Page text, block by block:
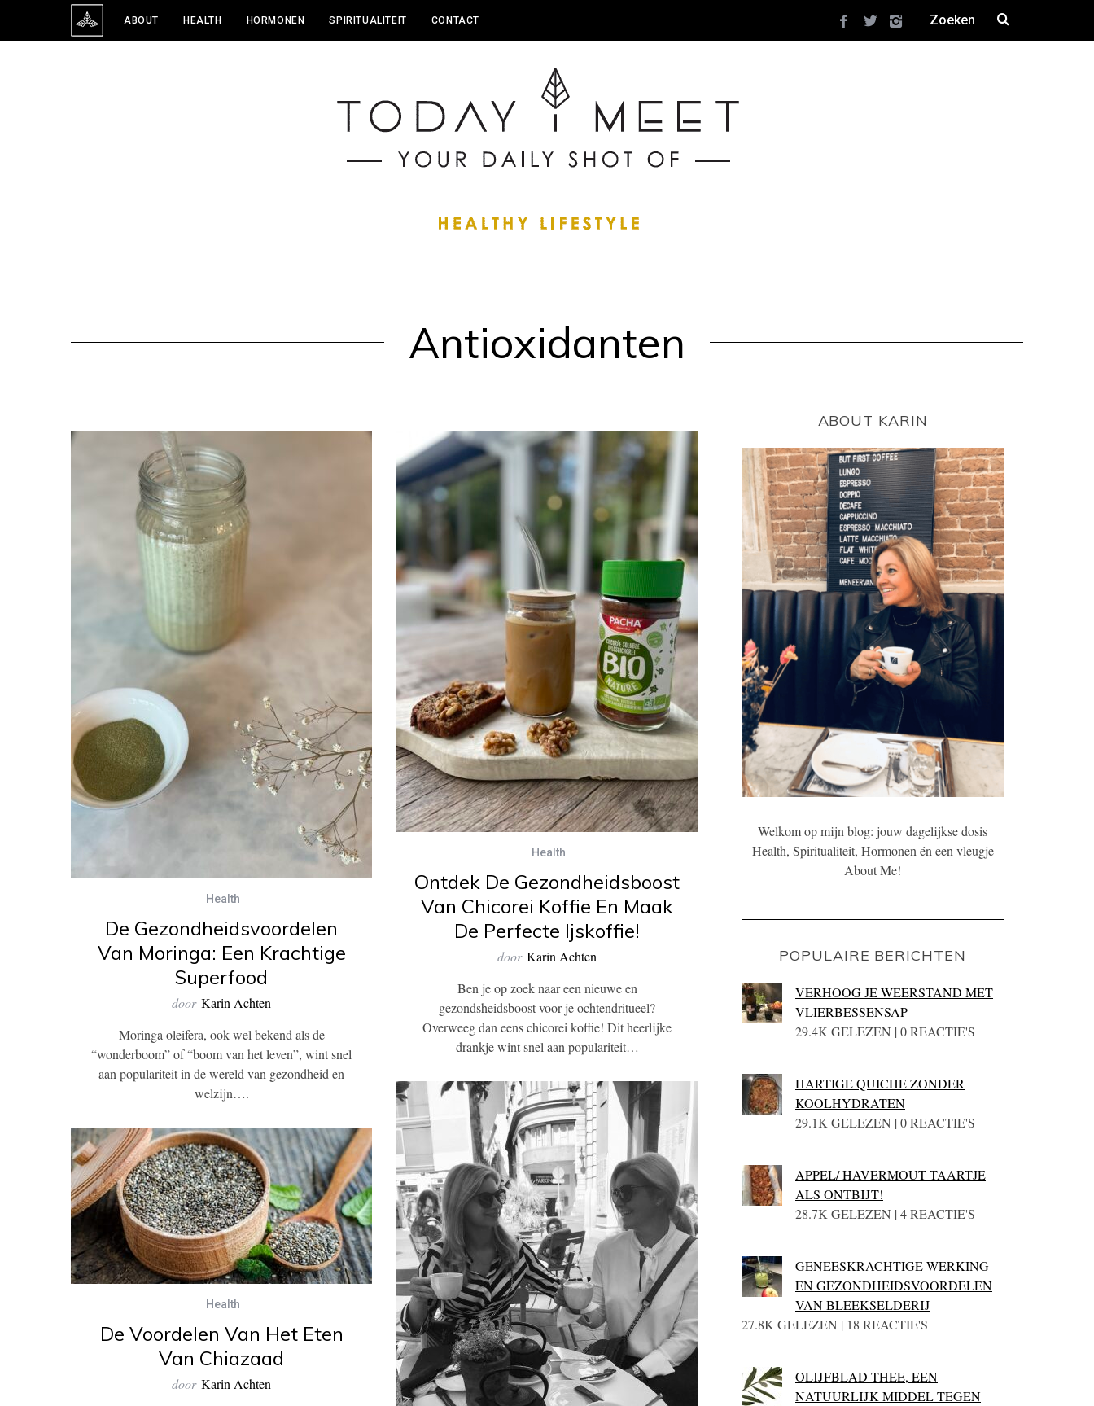
ABOUT HEALTH HORMONEN SPIRITUALITEIT CONTACT
Antioxidanten
Health
De Gezondheidsvoordelen
Van Moringa: Een Krachtige
Superfood
door Karin Achten
Moringa oleifera, ook wel bekend als de
“wonderboom” of “boom van het leven”, wint snel
aan populariteit in de wereld van gezondheid en
welzijn….
Health
Ontdek De Gezondheidsboost
Van Chicorei Koffie En Maak
De Perfecte Ijskoffie!
door Karin Achten
Ben je op zoek naar een nieuwe en
gezondsheidsboost voor je ochtendritueel?
Overweeg dan eens chicorei koffie! Dit heerlijke
drankje wint snel aan populariteit…
Health
De Voordelen Van Het Eten
Van Chiazaad
door Karin Achten
ABOUT KARIN
Welkom op mijn blog: jouw dagelijkse dosis
Health, Spiritualiteit, Hormonen én een vleugje
About Me!
POPULAIRE BERICHTEN
VERHOOG JE WEERSTAND MET
VLIERBESSENSAP
29.4K GELEZEN | 0 REACTIE'S
HARTIGE QUICHE ZONDER
KOOLHYDRATEN
29.1K GELEZEN | 0 REACTIE'S
APPEL/ HAVERMOUT TAARTJE
ALS ONTBIJT!
28.7K GELEZEN | 4 REACTIE'S
GENEESKRACHTIGE WERKING
EN GEZONDHEIDSVOORDELEN
VAN BLEEKSELDERIJ
27.8K GELEZEN | 18 REACTIE'S
OLIJFBLAD THEE, EEN
NATUURLIJK MIDDEL TEGEN